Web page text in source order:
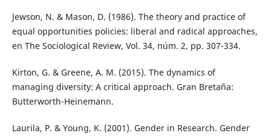
Jewson, N. & Mason, D. (1986). The theory and practice of
equal opportunities policies: liberal and radical approaches,
en The Sociological Review, Vol. 34, núm. 2, pp. 307-334.
Kirton, G. & Greene, A. M. (2015). The dynamics of
managing diversity: A critical approach. Gran Bretaña:
Butterworth-Heinemann.
Laurila, P. & Young, K. (2001). Gender in Research. Gender